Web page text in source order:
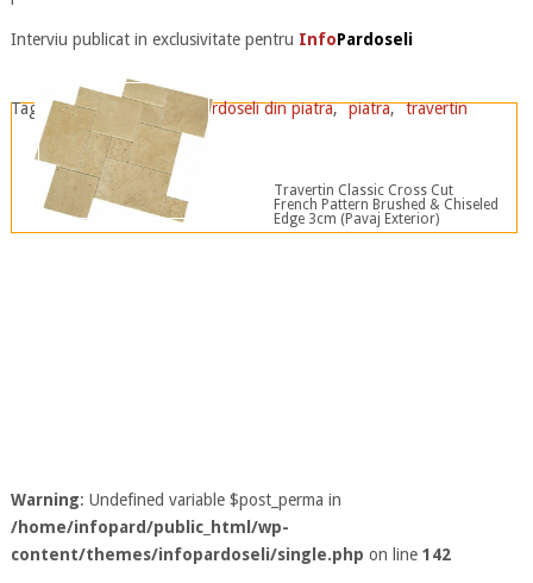
Interviu publicat in exclusivitate pentru InfoPardoseli
Tags: granit, marmura pardoseli din piatra, piatra, travertin
Travertin Classic Cross Cut
French Pattern Brushed & Chiseled
Edge 3cm (Pavaj Exterior)
Warning: Undefined variable $post_perma in
/home/infopard/public_html/wp-
content/themes/infopardoseli/single.php on line 142